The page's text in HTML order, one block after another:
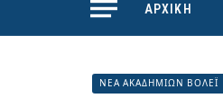
ΑΡΧΙΚΗ
ΝΕΑ ΑΚΑΔΗΜΙΩΝ ΒΟΛΕΪ